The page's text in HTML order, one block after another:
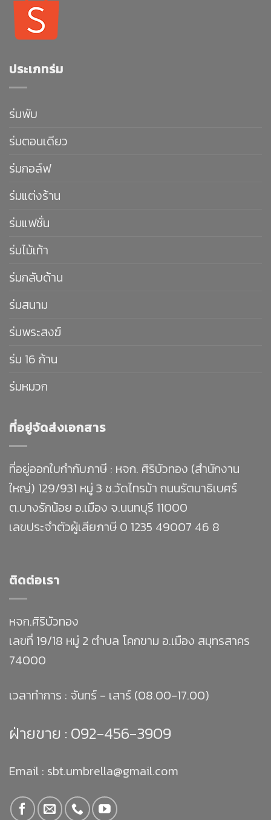
ประเภทร่ม
ร่มพับ
ร่มตอนเดียว
ร่มกอล์ฟ
ร่มแต่งร้าน
ร่มแฟชั่น
ร่มไม้เท้า
ร่มกลับด้าน
ร่มสนาม
ร่มพระสงฆ์
ร่ม 16 ก้าน
ร่มหมวก
ที่อยู่จัดส่งเอกสาร
ที่อยู่ออกใบกำกับภาษี : หจก. ศิริบัวทอง (สำนักงาน
ใหญ่) 129/931 หมู่ 3 ซ.วัดไทรม้า ถนนรัตนาธิเบศร์
ต.บางรักน้อย อ.เมือง จ.นนทบุรี 11000
เลขประจำตัวผู้เสียภาษี 0 1235 49007 46 8
ติดต่อเรา
หจก.ศิริบัวทอง
เลขที่ 19/18 หมู่ 2 ตำบล โคกขาม อ.เมือง สมุทรสาคร
74000
เวลาทำการ : จันทร์ - เสาร์ (08.00-17.00)
ฝ่ายขาย : 092-456-3909
Email : sbt.umbrella@gmail.com